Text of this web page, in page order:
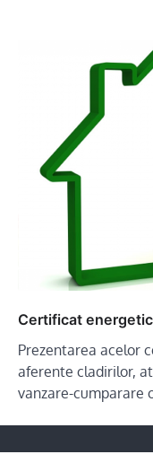
Certificat
Prezentarea acelor
aferente cladirilor,
vanzare-cumparare